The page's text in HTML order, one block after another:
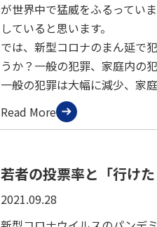
が世界中で猛威をふるってい
していると思います。
では、新型コロナのまん延で
うか？一般の犯罪、家庭内の
一般の犯罪は大幅に減少、家
Read More
若者の投票率と「行け
2021.09.28